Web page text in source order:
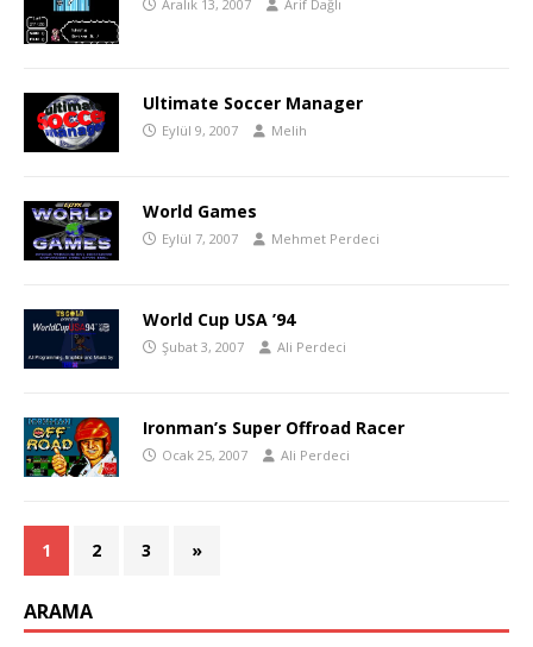
Aralık 13, 2007 Arif Dağlı
Ultimate Soccer Manager
Eylül 9, 2007 Melih
World Games
Eylül 7, 2007 Mehmet Perdeci
World Cup USA ’94
Şubat 3, 2007 Ali Perdeci
Ironman’s Super Offroad Racer
Ocak 25, 2007 Ali Perdeci
1 2 3 »
ARAMA